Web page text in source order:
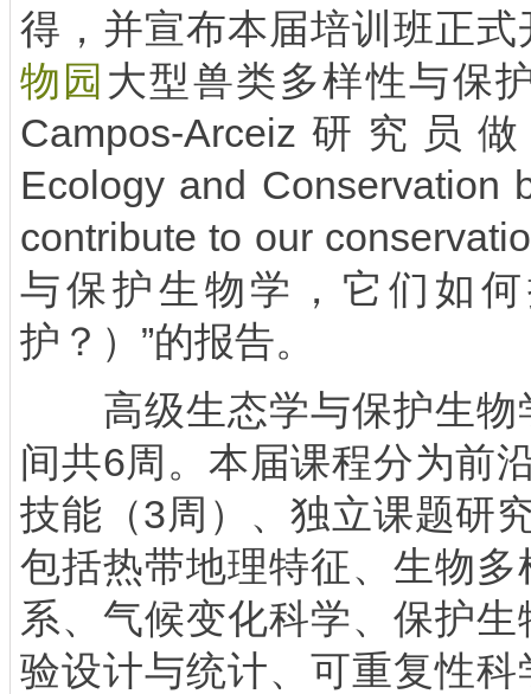
得，并宣布本届培训班正
物园 大型兽类多样性与保
Campos-Arceiz研究员
Ecology and Conservation
contribute to our
与保护生物学，它们如
护？）”的报告。
高级生态学与保护生物
间共6周。本届课程分为前
技能（3周）、独立课题研
包括热带地理特征、生物
系、气候变化科学、保护
验设计与统计、可重复性